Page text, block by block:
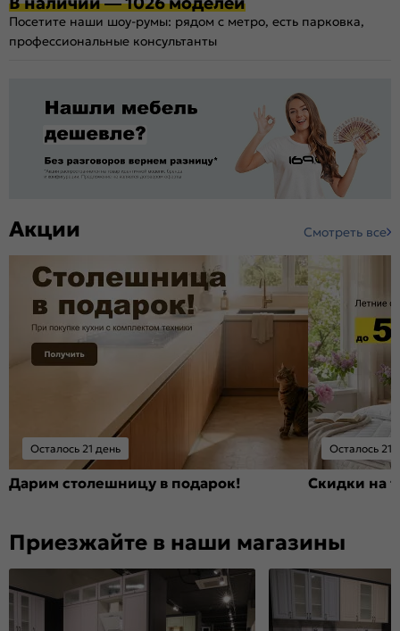
Посетите наши шоу-румы: рядом с метро, есть парковка,
профессиональные консультанты
Акции Смотреть все
Осталось 21 день
Дарим столешницу в подарок!
Осталось 21
Скидки на
Приезжайте в наши магазины